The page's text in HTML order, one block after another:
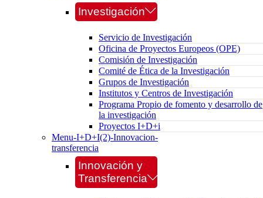
Investigación
Servicio de Investigación
Oficina de Proyectos Europeos (OPE)
Comisión de Investigación
Comité de Ética de la Investigación
Grupos de Investigación
Institutos y Centros de Investigación
Programa Propio de fomento y desarrollo de
la investigación
Proyectos I+D+i
Menu-I+D+I(2)-Innovacion-
transferencia
Innovación y
Transferencia